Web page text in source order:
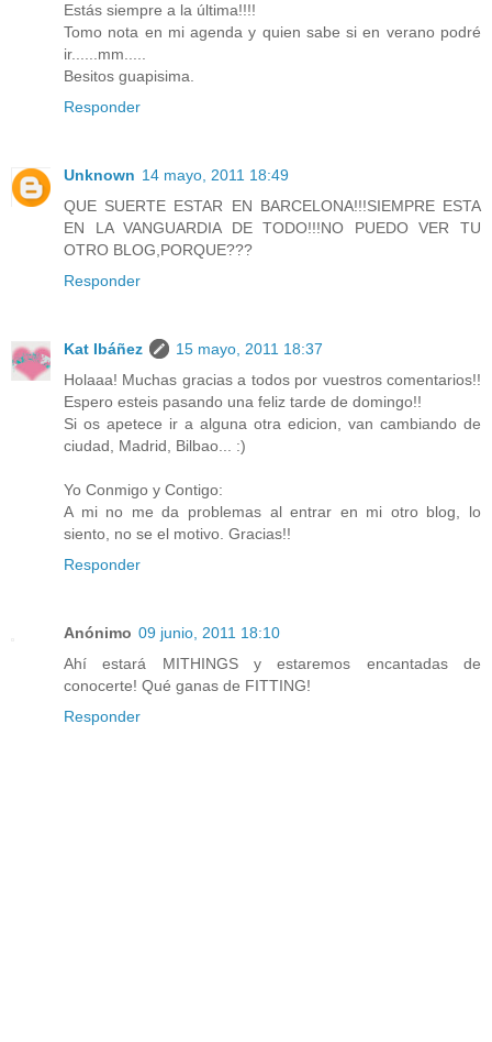
Estás siempre a la última!!!!
Tomo nota en mi agenda y quien sabe si en verano podré
ir......mm.....
Besitos guapisima.
Responder
Unknown 14 mayo, 2011 18:49
QUE SUERTE ESTAR EN BARCELONA!!!SIEMPRE ESTA
EN LA VANGUARDIA DE TODO!!!NO PUEDO VER TU
OTRO BLOG,PORQUE???
Responder
Kat Ibáñez
15 mayo, 2011 18:37
Holaaa! Muchas gracias a todos por vuestros comentarios!!
Espero esteis pasando una feliz tarde de domingo!!
Si os apetece ir a alguna otra edicion, van cambiando de
ciudad, Madrid, Bilbao... :)
Yo Conmigo y Contigo:
A mi no me da problemas al entrar en mi otro blog, lo
siento, no se el motivo. Gracias!!
Responder
Anónimo 09 junio, 2011 18:10
Ahí estará MITHINGS y estaremos encantadas de
conocerte! Qué ganas de FITTING!
Responder